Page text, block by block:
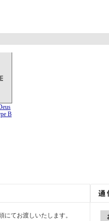
B
にてお渡しいたします。